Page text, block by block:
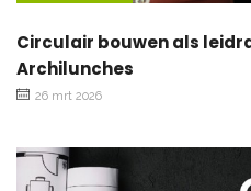
Circulair bouwen als
Archilunches
26 mrt 2026